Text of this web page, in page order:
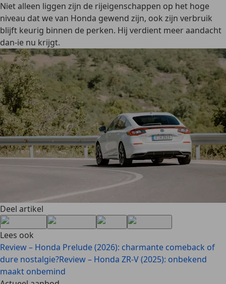
Niet alleen liggen zijn de rijeigenschappen op het hoge
niveau dat we van Honda gewend zijn, ook zijn verbruik
blijft keurig binnen de perken. Hij verdient meer aandacht
dan-ie nu krijgt.
Deel artikel
Lees ook
Review – Honda Prelude (2026): charmante comeback of
dure nostalgie?Review – Honda ZR-V (2025): onbekend
maakt onbemind